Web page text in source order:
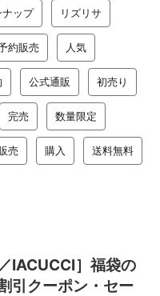
ナップ リズリサ
約販売 人気
公式通販 初売り
完売 数量限定
売 購入 送料無料
IACUCCI］福袋の
引クーポン・セー